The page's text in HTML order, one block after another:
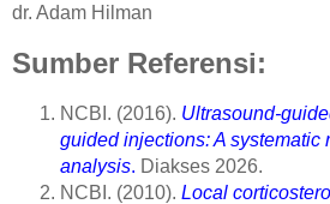
dr. Adam Hilman
Sumber Referensi:
NCBI. (2016). Ultrasound-
guided injections: A systematic
analysis. Diakses 2026.
NCBI. (2010). Local